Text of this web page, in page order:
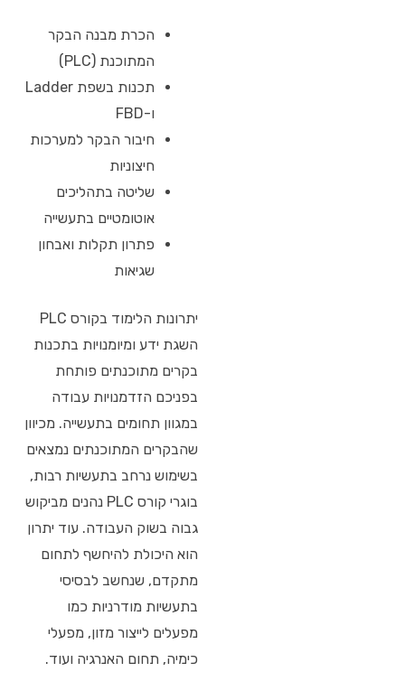
הכרת מבנה הבקר
המתוכנת (PLC)
תכנות בשפת Ladder
ו-FBD
חיבור הבקר למערכות
חיצוניות
שליטה בתהליכים
אוטומטיים בתעשייה
פתרון תקלות ואבחון
שגיאות
יתרונות הלימוד בקורס PLC
השגת ידע ומיומנויות בתכנות
בקרים מתוכנתים פותחת
בפניכם הזדמנויות עבודה
במגוון תחומים בתעשייה. מכיוון
שהבקרים המתוכנתים נמצאים
בשימוש נרחב בתעשיות רבות,
בוגרי קורס PLC נהנים מביקוש
גבוה בשוק העבודה. עוד יתרון
הוא היכולת להיחשף לתחום
מתקדם, שנחשב לבסיסי
בתעשיות מודרניות כמו
מפעלים לייצור מזון, מפעלי
כימיה, תחום האנרגיה ועוד.